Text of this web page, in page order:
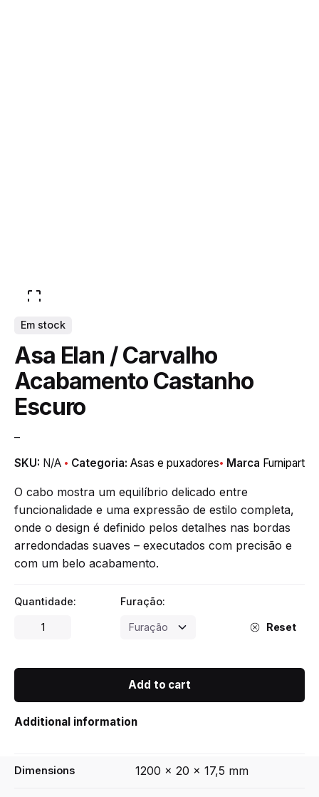
Em stock
Asa Elan / Carvalho
Acabamento Castanho
Escuro
–
SKU: N/A Categoria: Asas e puxadores Marca Furnipart
O cabo mostra um equilíbrio delicado entre
funcionalidade e uma expressão de estilo completa,
onde o design é definido pelos detalhes nas bordas
arredondadas suaves – executados com precisão e
com um belo acabamento.
Quantidade:
Carvalho
Castanho
Escuro
Furação:
Reset
Add to cart
Additional information
Dimensions 1200 × 20 × 17,5 mm